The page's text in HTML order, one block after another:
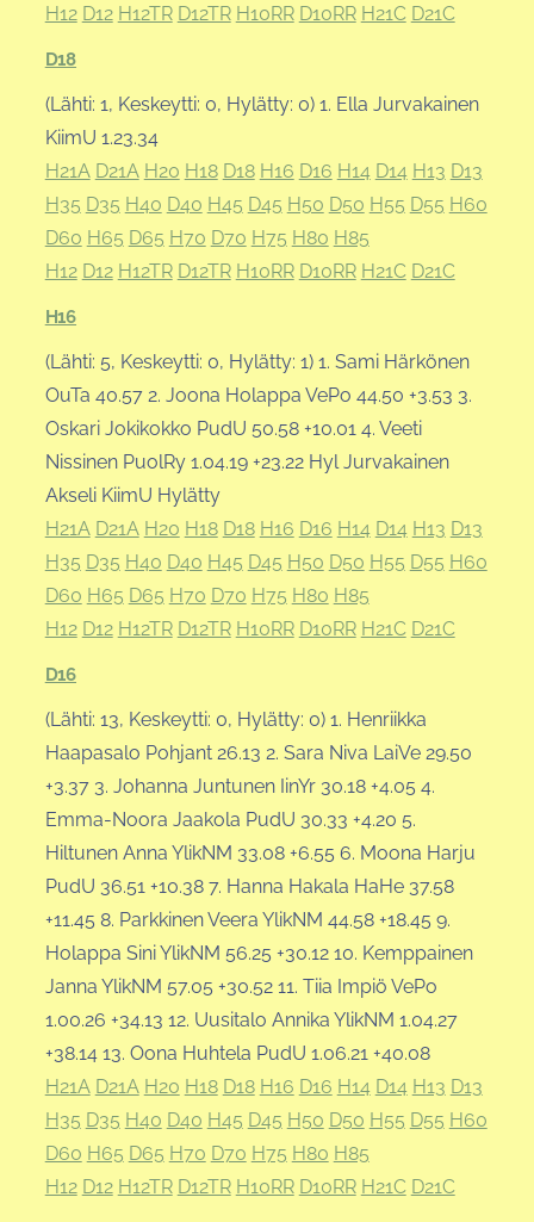
H12 D12 H12TR D12TR H10RR D10RR H21C D21C
D18
(Lähti: 1, Keskeytti: 0, Hylätty: 0) 1. Ella Jurvakainen
KiimU 1.23.34
H21A D21A H20 H18 D18 H16 D16 H14 D14 H13 D13
H35 D35 H40 D40 H45 D45 H50 D50 H55 D55 H60
D60 H65 D65 H70 D70 H75 H80 H85
H12 D12 H12TR D12TR H10RR D10RR H21C D21C
H16
(Lähti: 5, Keskeytti: 0, Hylätty: 1) 1. Sami Härkönen
OuTa 40.57 2. Joona Holappa VePo 44.50 +3.53 3.
Oskari Jokikokko PudU 50.58 +10.01 4. Veeti
Nissinen PuolRy 1.04.19 +23.22 Hyl Jurvakainen
Akseli KiimU Hylätty
H21A D21A H20 H18 D18 H16 D16 H14 D14 H13 D13
H35 D35 H40 D40 H45 D45 H50 D50 H55 D55 H60
D60 H65 D65 H70 D70 H75 H80 H85
H12 D12 H12TR D12TR H10RR D10RR H21C D21C
D16
(Lähti: 13, Keskeytti: 0, Hylätty: 0) 1. Henriikka
Haapasalo Pohjant 26.13 2. Sara Niva LaiVe 29.50
+3.37 3. Johanna Juntunen IinYr 30.18 +4.05 4.
Emma-Noora Jaakola PudU 30.33 +4.20 5.
Hiltunen Anna YlikNM 33.08 +6.55 6. Moona Harju
PudU 36.51 +10.38 7. Hanna Hakala HaHe 37.58
+11.45 8. Parkkinen Veera YlikNM 44.58 +18.45 9.
Holappa Sini YlikNM 56.25 +30.12 10. Kemppainen
Janna YlikNM 57.05 +30.52 11. Tiia Impiö VePo
1.00.26 +34.13 12. Uusitalo Annika YlikNM 1.04.27
+38.14 13. Oona Huhtela PudU 1.06.21 +40.08
H21A D21A H20 H18 D18 H16 D16 H14 D14 H13 D13
H35 D35 H40 D40 H45 D45 H50 D50 H55 D55 H60
D60 H65 D65 H70 D70 H75 H80 H85
H12 D12 H12TR D12TR H10RR D10RR H21C D21C